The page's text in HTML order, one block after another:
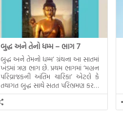
બુદ્ધ અને તેનો ધમ્મ – ભાગ 7
બુદ્ધ અને તેમનો ધમ્મ’ ગ્રંથના આ સાતમાં
ખંડમાં ત્રણ ભાગ છે. પ્રથમ ભાગમાં ‘મહાન
પરિવ્રાજકની અંતિમ ચારિકા’ એટલે કે
તથાગત બુદ્ધ સાથે સતત પરિભ્રમણ કરતા
સહચારીઓ સાથે ફરી એકવારની
મુલાકાત, બીજા ભાગમાં તથાગતે
વૈશાલીથી વિદાય લીધી તે અને ત્રીજા